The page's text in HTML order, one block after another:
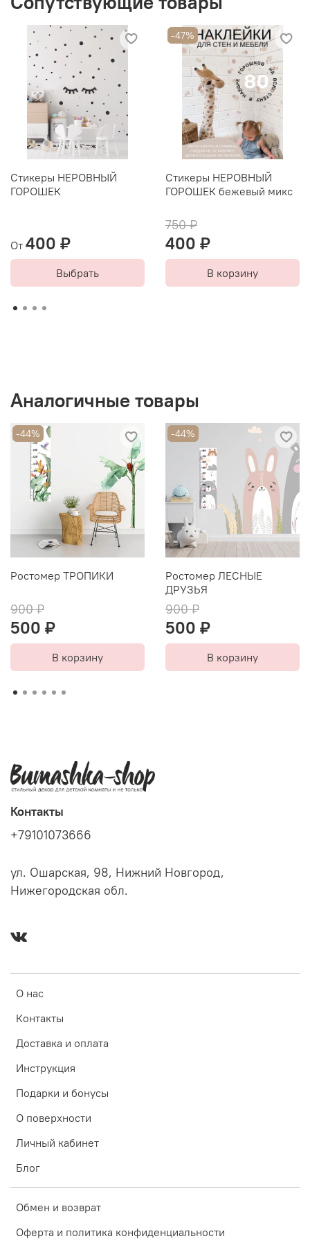
отсутствие в составе чернил опасных летучих
органических соединений.
Стикеры НЕРОВНЫЙ
ГОРОШЕК
От 400 ₽
Выбрать
-47%
Стикеры НЕРОВНЫЙ
ГОРОШЕК бежевый микс
750 ₽
400 ₽
В корзину
Аналогичные товары
-44%
Ростомер ТРОПИКИ
900 ₽
500 ₽
В корзину
-44%
Ростомер ЛЕСНЫЕ
ДРУЗЬЯ
900 ₽
500 ₽
В корзину
О нас
Контакты
Доставка и оплата
Инструкция
Подарки и бонусы
О поверхности
Личный кабинет
Блог
Обмен и возврат
Оферта и политика конфиденциальности
Контакты
+79101073666
ул. Ошарская, 98, Нижний Новгород,
Нижегородская обл.